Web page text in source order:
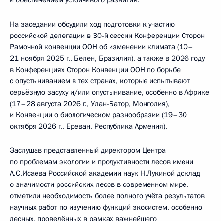
На заседании обсудили ход подготовки к участию
российской делегации в 30-й сессии Конференции Сторон
Рамочной конвенции ООН об изменении климата (10–
21 ноября 2025 г., Белен, Бразилия), а также в 2026 году
в Конференциях Сторон Конвенции ООН по борьбе
с опустыниванием в тех странах, которые испытывают
серьёзную засуху и/или опустынивание, особенно в Африке
(17–28 августа 2026 г., Улан-Батор, Монголия),
и Конвенции о биологическом разнообразии (19–30
октября 2026 г., Ереван, Республика Армения).
Заслушав представленный директором Центра
по проблемам экологии и продуктивности лесов имени
А.С.Исаева Российской академии наук Н.Лукиной доклад
о значимости российских лесов в современном мире,
отметили необходимость более полного учёта результатов
научных работ по изучению функций экосистем, особенно
лесных, проведённых в рамках важнейшего